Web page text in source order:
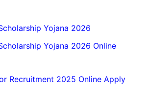
Yojana 2026
Yojana 2026 Online
Recruitment 2025 Online Apply